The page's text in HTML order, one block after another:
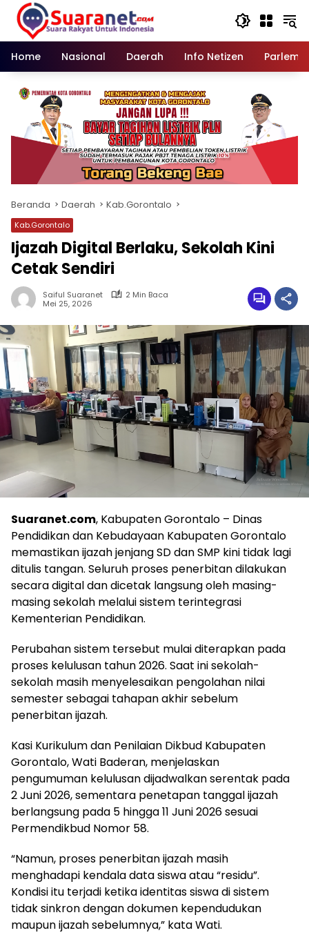
Langsung
konten
Home
Nasional Daerah Info Netizen
Beranda Daerah Kab.Gorontalo
Kab.Gorontalo
Ijazah Digital Berlaku, Sekolah Kini
Cetak Sendiri
Saiful Suaranet
2 Min Baca
Mei 25, 2026
Suaranet.com, Kabupaten Gorontalo – Dinas
Pendidikan dan Kebudayaan Kabupaten Gorontalo
memastikan ijazah jenjang SD dan SMP kini tidak lagi
ditulis tangan. Seluruh proses penerbitan dilakukan
secara digital dan dicetak langsung oleh masing-
masing sekolah melalui sistem terintegrasi
Kementerian Pendidikan.
Perubahan sistem tersebut mulai diterapkan pada
proses kelulusan tahun 2026. Saat ini sekolah-
sekolah masih menyelesaikan pengolahan nilai
semester sebagai tahapan akhir sebelum
penerbitan ijazah.
Kasi Kurikulum dan Penilaian Dikbud Kabupaten
Gorontalo, Wati Baderan, menjelaskan
pengumuman kelulusan dijadwalkan serentak pada
2 Juni 2026, sementara penetapan tanggal ijazah
berlangsung pada 5 hingga 11 Juni 2026 sesuai
Permendikbud Nomor 58.
“Namun, proses penerbitan ijazah masih
menghadapi kendala data siswa atau “residu”.
Kondisi itu terjadi ketika identitas siswa di sistem
tidak sinkron dengan dokumen kependudukan
maupun ijazah sebelumnya,” kata Wati.